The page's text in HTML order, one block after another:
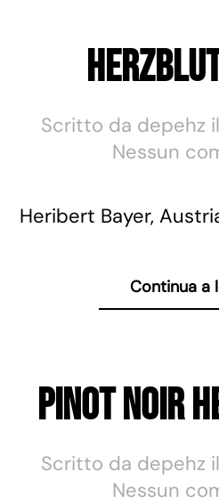
Scritto da depehz il
Nessun
Heribert Bayer,
Continua a
Pinot Noir
Scritto da depehz il
Nessun